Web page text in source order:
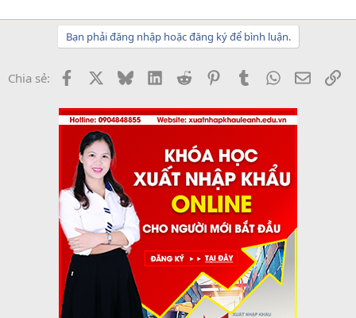
Bạn phải đăng nhập hoặc đăng ký để bình luận.
Chia sẻ: Facebook BlueskyLinkedInReddit PinterestTumblrWhatsApp
Email